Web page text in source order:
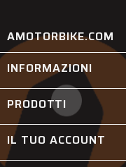
AMOTORBIKE.COM
INFORMAZIONI
PRODOTTI
IL TUO ACCOUNT